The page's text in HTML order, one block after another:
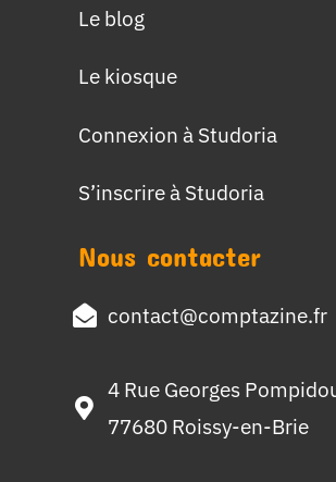
Le blog
Le kiosque
Connexion à Studoria
S’inscrire à Studoria
Nous contacter
contact@comptazine.fr
4 Rue Georges
77680 Roissy-en-Brie